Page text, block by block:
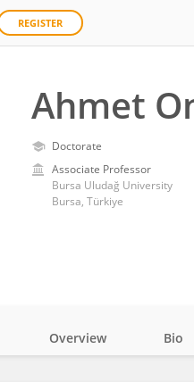
REGISTER
Ahmet
Doctorate
Associate Professor
Bursa Uludağ University
Bursa, Türkiye
Overview Bio